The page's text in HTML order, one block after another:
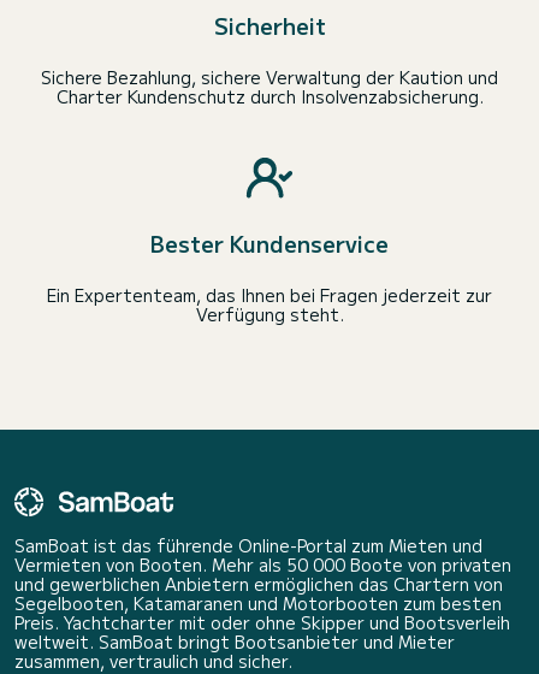
Sicherheit
Sichere Bezahlung, sichere Verwaltung der Kaution und
Charter Kundenschutz durch Insolvenzabsicherung.
Bester Kundenservice
Ein Expertenteam, das Ihnen bei Fragen jederzeit zur
Verfügung steht.
SamBoat ist das führende Online-Portal zum Mieten und
Vermieten von Booten. Mehr als 50 000 Boote von privaten
und gewerblichen Anbietern ermöglichen das Chartern von
Segelbooten, Katamaranen und Motorbooten zum besten
Preis. Yachtcharter mit oder ohne Skipper und Bootsverleih
weltweit. SamBoat bringt Bootsanbieter und Mieter
zusammen, vertraulich und sicher.